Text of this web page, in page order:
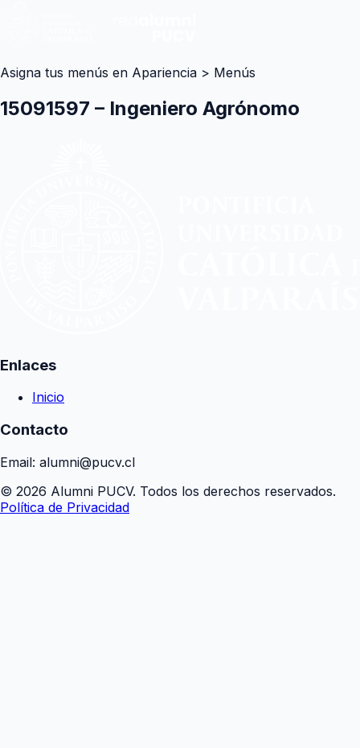
Asigna tus menús en Apariencia > Menús
15091597 – Ingeniero Agrónomo
Enlaces
Inicio
Contacto
Email: alumni@pucv.cl
© 2026 Alumni PUCV. Todos los derechos reservados.
Política de Privacidad